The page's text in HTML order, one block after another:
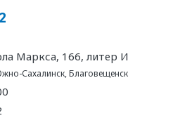
Маркса, 166, литер И
Сахалинск,Благовещенск